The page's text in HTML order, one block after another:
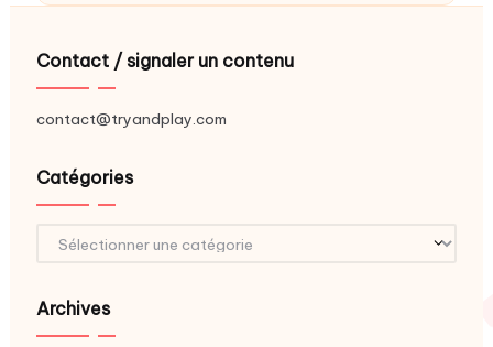
Contact / signaler un contenu
contact@tryandplay.com
Catégories
Catégories
Archives